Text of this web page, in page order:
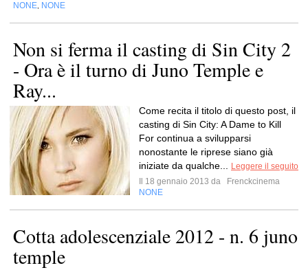
NONE NONE
Non si ferma il casting di Sin City 2
- Ora è il turno di Juno Temple e
Ray...
Come recita il titolo di questo post, il
casting di Sin City: A Dame to Kill
For continua a svilupparsi
nonostante le riprese siano già
iniziate da qualche...
Leggere il seguito
Il 18 gennaio 2013 da
Frenckcinema
NONE
Cotta adolescenziale 2012 - n. 6 juno
temple